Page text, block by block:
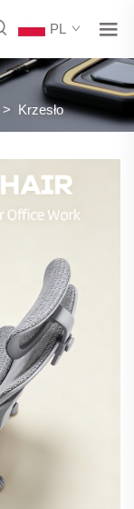
PL
> Krzesło